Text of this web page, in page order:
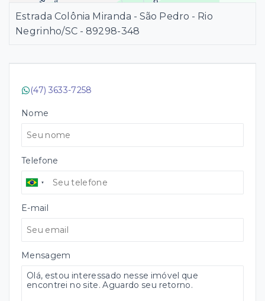
(47) 3633-7258
Nome
Telefone
E-mail
Mensagem
Estrada Colônia Miranda - São Pedro - Rio
Negrinho/SC - 89298-348